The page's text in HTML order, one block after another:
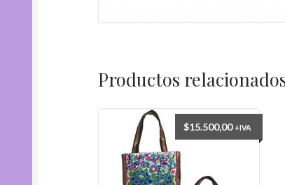
Productos
$15.500,00 +IVA